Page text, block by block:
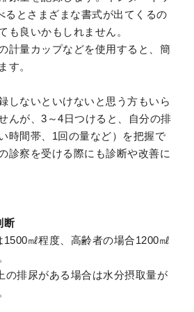
るとさまざまな書式が出てくるの
も良いかもしれません。
計量カップなどを使用すると、簡
す。
しないといけないと思う方もいら
んが、3～4日つけると、自分の排
時間帯、1回の量など）を把握で
診察を受ける際にも診断や改善に
断
1500㎖程度、高齢者の場合1200㎖
の排尿がある場合は水分摂取量が